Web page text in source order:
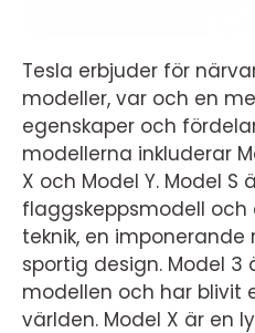
Tesla erbjuder för
modeller, var och en
egenskaper och
modellerna inkluderar
X och Model Y. Model S
flaggskeppsmodell
teknik, en
sportig design. Model
modellen och har blivit
världen. Model X är en